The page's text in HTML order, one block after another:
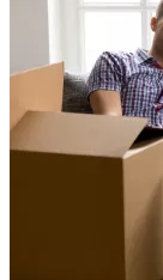
minket és mi
Tehertaxi
Megbízható
kapcsán?
segít önnek
minket és mi
Tehertaxi